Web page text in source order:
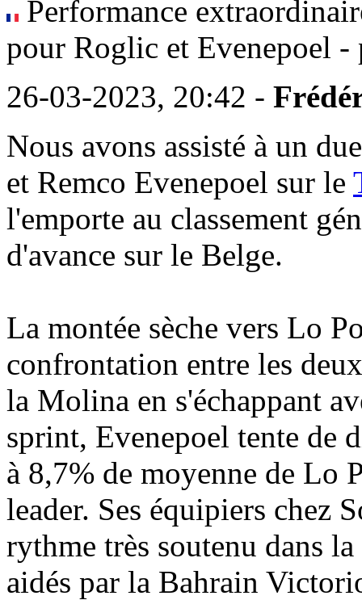
Performance
pour Roglic et Evenepoel -
26-03-2023, 20:42 -
Nous avons assisté à un
et Remco Evenepoel sur le
l'emporte au classement
d'avance sur le Belge.
La montée sèche vers Lo
confrontation entre les
la Molina en s'échappant
sprint, Evenepoel tente de
à 8,7% de moyenne de
leader. Ses équipiers chez
rythme très soutenu dans
aidés par la Bahrain